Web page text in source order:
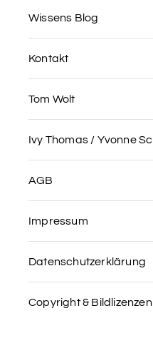
Wissens Blog
Kontakt
Tom Wolt
Ivy Thomas / Yvonne
AGB
Impressum
Datenschutzerklärung
Copyright & Bildlizenzen